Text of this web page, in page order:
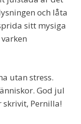
och låta
sitt mysiga
utan stress.
God jul
Pernilla!